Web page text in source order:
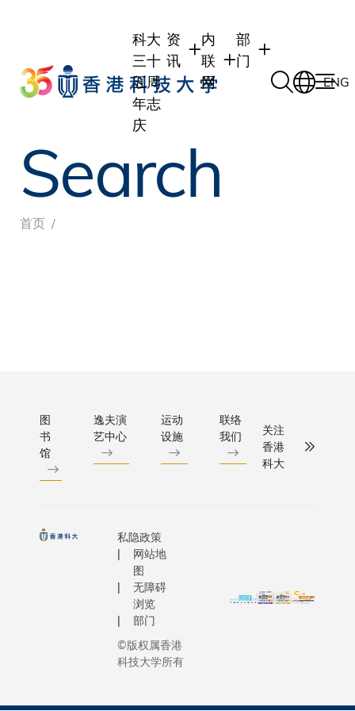
科大
三十
五周
年志
庆
资
讯
学生
职员
校友
内
联
网
职员行政内联网
校友内联网
部
门
ENG
Search
面
首页
图
书
馆
逸夫演
艺中心
运动
设施
联络
我们
关注
香港
科大
私隐政策
网站地
图
无障碍
浏览
部门
©版权属香港
科技大学所有